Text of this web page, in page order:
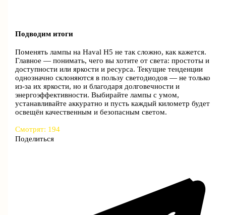
Подводим итоги
Поменять лампы на Haval H5 не так сложно, как кажется.
Главное — понимать, чего вы хотите от света: простоты и
доступности или яркости и ресурса. Текущие тенденции
однозначно склоняются в пользу светодиодов — не только
из-за их яркости, но и благодаря долговечности и
энергоэффективности. Выбирайте лампы с умом,
устанавливайте аккуратно и пусть каждый километр будет
освещён качественным и безопасным светом.
Смотрят: 194
Поделиться